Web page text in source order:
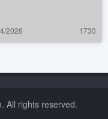
2026 1730
All rights reserved.